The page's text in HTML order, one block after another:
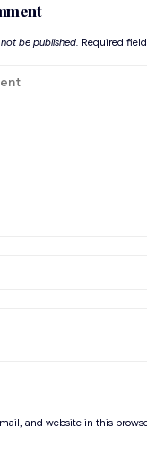
be published. Required
and website in this